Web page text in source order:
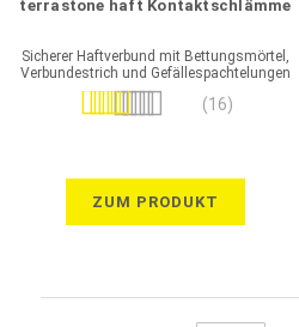
terrastone haft Kontaktschlämme
Sicherer Haftverbund mit Bettungsmörtel,
Verbundestrich und Gefällespachtelungen
Bewertung:
(16)
ZUM PRODUKT